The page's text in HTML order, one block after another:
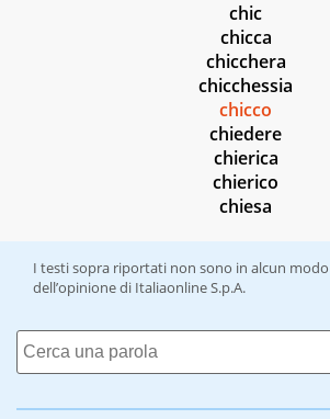
chic
chicca
chicchera
chicchessia
chicco
chiedere
chierica
chierico
chiesa
I testi sopra riportati non sono in alcun
dell’opinione di Italiaonline S.p.A.